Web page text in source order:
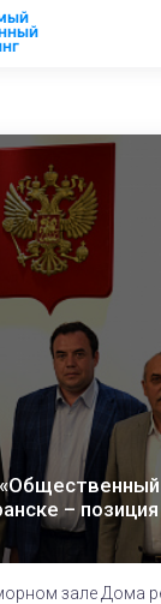
–
зале Дома